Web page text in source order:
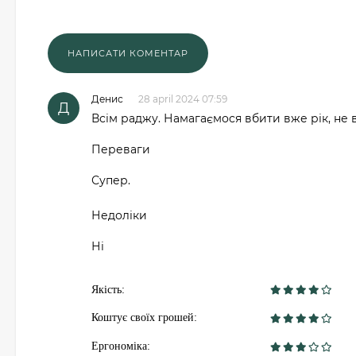
Д
Денис 28 april 2024 07:59
Всім раджу. Намагаємося вбити вже рік, не
Переваги
Супер.
Недоліки
Ні
Якість:
Коштує своїх грошей:
Ергономіка: